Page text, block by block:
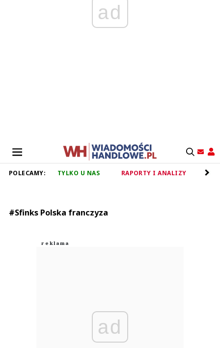
ad
POLECAMY: TYLKO U NAS RAPORTY I ANALIZY
#Sfinks Polska franczyza
ad